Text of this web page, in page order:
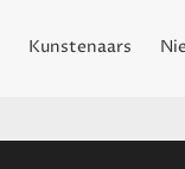
Kunstenaars